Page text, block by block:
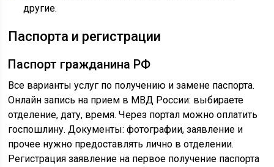
другие.
Паспорта и регистрации
Паспорт гражданина РФ
Все варианты услуг по получению и замене паспорта.
Онлайн запись на прием в МВД России: выбираете
отделение, дату, время. Через портал можно оплатить
госпошлину. Документы: фотографии, заявление и
прочее нужно предоставлять лично в отделении.
Регистрация заявление на первое получение паспорта